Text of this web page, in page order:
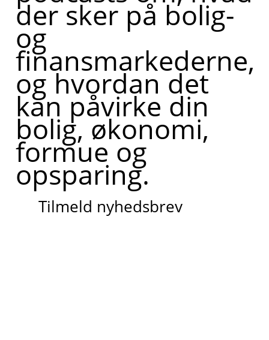
der sker på bolig-
og
finansmarkederne,
og hvordan det
kan påvirke din
bolig, økonomi,
formue og
opsparing.
Tilmeld nyhedsbrev